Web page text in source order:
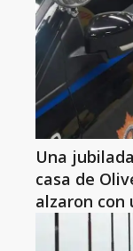
Una
casa de
alzaron